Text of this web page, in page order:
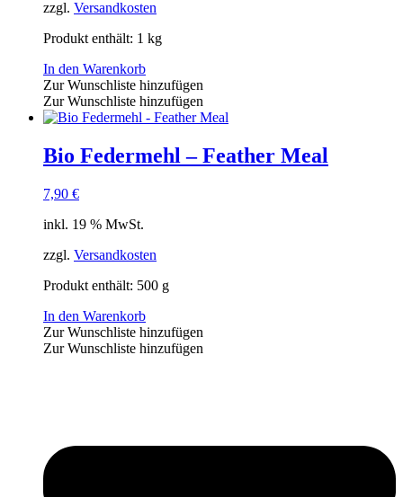
zzgl. Versandkosten
Produkt enthält: 1 kg
In den Warenkorb
Zur Wunschliste hinzufügen
Zur Wunschliste hinzufügen
Bio Federmehl – Feather Meal
7,90 €
inkl. 19 % MwSt.
zzgl. Versandkosten
Produkt enthält: 500 g
In den Warenkorb
Zur Wunschliste hinzufügen
Zur Wunschliste hinzufügen